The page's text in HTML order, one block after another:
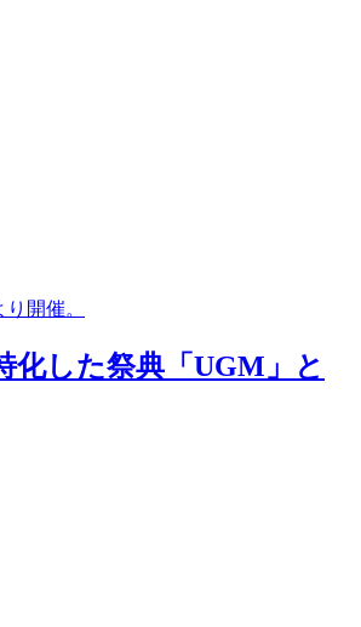
開催。
化した祭典「UGM」と